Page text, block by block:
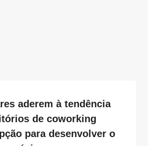
aderem à tendência
de coworking
para desenvolver o